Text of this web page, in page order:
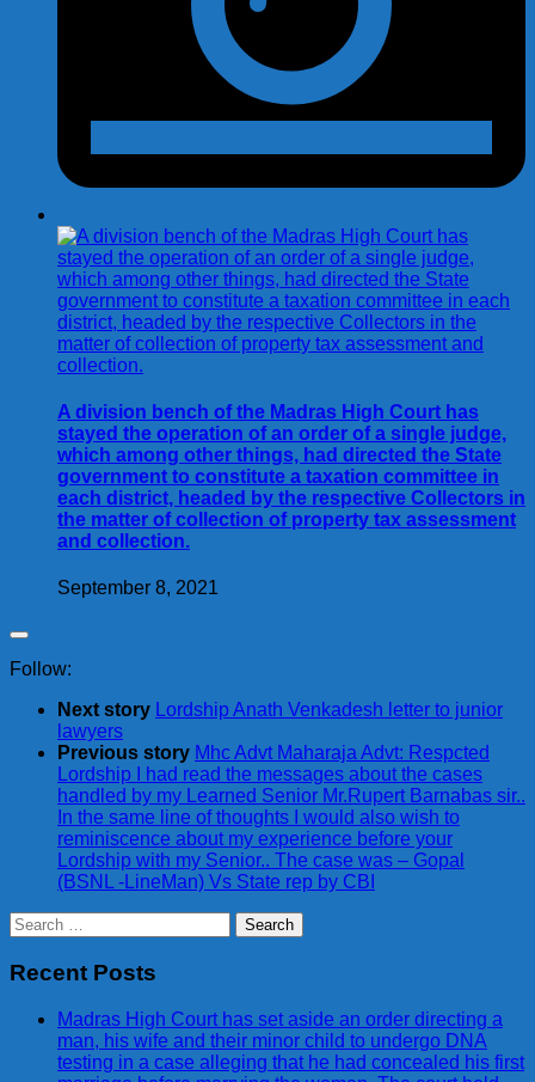
A division bench of the Madras High Court has
stayed the operation of an order of a single judge,
which among other things, had directed the State
government to constitute a taxation committee in
each district, headed by the respective Collectors in
the matter of collection of property tax assessment
and collection.
September 8, 2021
Follow:
Next story Lordship Anath Venkadesh letter to junior
lawyers
Previous story Mhc Advt Maharaja Advt: Respcted
Lordship I had read the messages about the cases
handled by my Learned Senior Mr.Rupert Barnabas sir..
In the same line of thoughts I would also wish to
reminiscence about my experience before your
Lordship with my Senior.. The case was – Gopal
(BSNL -LineMan) Vs State rep by CBI
Search
for:
Recent Posts
Madras High Court has set aside an order directing a
man, his wife and their minor child to undergo DNA
testing in a case alleging that he had concealed his first